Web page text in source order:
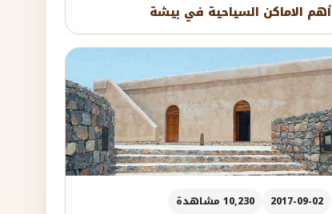
أهم الاماكن السياحية في بيشة
2017-09-02 10,230 مشاهدة